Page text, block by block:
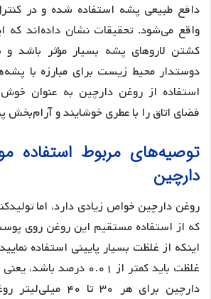
دافع طبیعی پشه استفاده شده و در
واقع می‌شود. تحقیقات نشان داده‌اند که
کشتن لاروهای پشه بسیار مؤثر باشد
دوستدار محیط زیست برای مبارزه با
استفاده از روغن دارچین به عنوان
فضای اتاق را با عطری خوشایند و آرام‌بخش
توصیه‌های مربوط استفاده
دارچین
روغن دارچین خواص زیادی دارد، اما
که از استفاده مستقیم این روغن روی
اینکه از غلظت بسیار پایینی استفاده
غلظت باید کمتر از ۰.۰۱
دارچین برای هر ۳۰